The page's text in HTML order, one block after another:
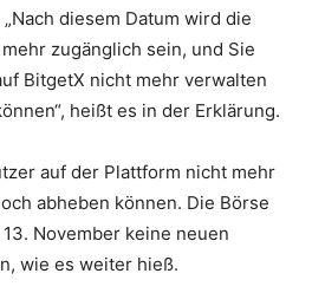
diesem Datum wird die
zugänglich sein, und Sie
BitgetX nicht mehr verwalten
heißt es in der Erklärung.
auf der Plattform nicht mehr
abheben können. Die Börse
November keine neuen
wie es weiter hieß.